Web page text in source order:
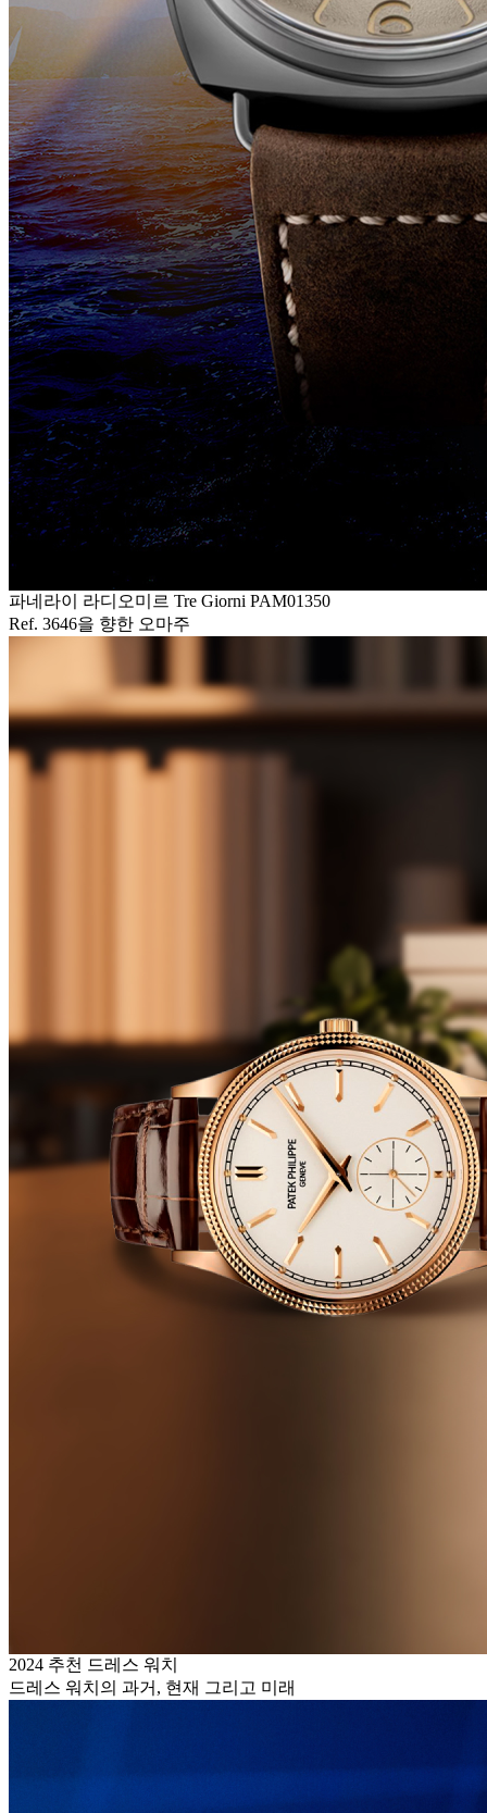
파네라이 라디오미르 Tre Giorni PAM01350
Ref. 3646을 향한 오마주
2024 추천 드레스 워치
드레스 워치의 과거, 현재 그리고 미래